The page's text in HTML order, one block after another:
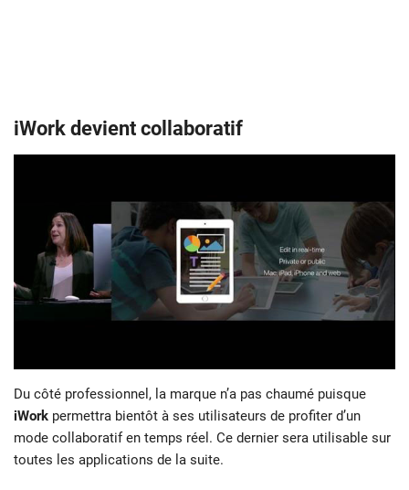
iWork devient collaboratif
Du côté professionnel, la marque n’a pas chaumé puisque
iWork permettra bientôt à ses utilisateurs de profiter d’un
mode collaboratif en temps réel. Ce dernier sera utilisable sur
toutes les applications de la suite.